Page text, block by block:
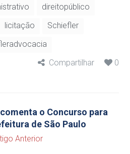
direitopúblico
licitação
Schiefler
Compartilhar
0
o Concurso para
de São Paulo
Anterior